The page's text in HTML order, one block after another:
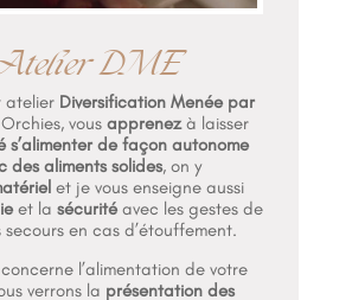
DME
atelier Diversification Menée par
vousapprenezà laisser
s’alimenter de façon autonome
des aliments solides, on y
et je vous enseigne aussi
et la sécuritéavec les gestes de
secours en cas d’étouffement.
l’alimentation de votre
verrons la présentation des